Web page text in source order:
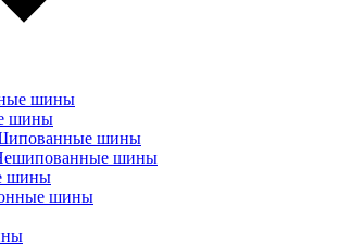
шины
шины
шины
шины
шины
шины